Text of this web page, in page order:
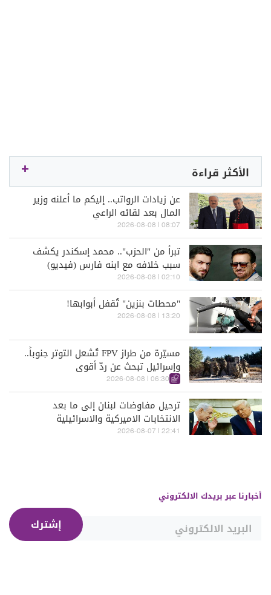
الأكثر قراءة
عن زيادات الرواتب.. إليكم ما أعلنه وزير
المال بعد لقائه الراعي
08:07 | 2026-08-08
تبرأ من "الحزب".. محمد إسكندر يكشف
سبب خلافه مع ابنه فارس (فيديو)
02:10 | 2026-08-08
"محطات بنزين" تُقفل أبوابها!
13:20 | 2026-08-08
مسيّرة من طراز FPV تُشعل التوتر جنوباً..
وإسرائيل تبحث عن ردّ أقوى
06:30 | 2026-08-08
ترحيل مفاوضات لبنان إلى ما بعد
الانتخابات الاميركية والاسرائيلية
22:41 | 2026-08-07
أخبارنا عبر بريدك الالكتروني
إشترك